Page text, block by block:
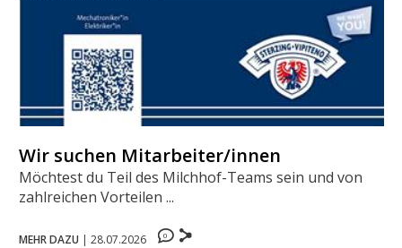
Wir suchen Mitarbeiter/innen
Möchtest du Teil des Milchhof-Teams sein und von
zahlreichen Vorteilen ...
MEHR DAZU | 28.07.2026 0